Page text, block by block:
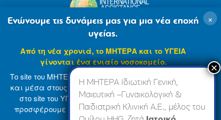
© 2007-2024 ΜΗΤΕΡΑ Α.Ε Όροι Χρήσης
Η ΜΗΤΕΡΑ Ιδιωτική Γενική,
Μαιευτική –Γυναικολογική &
Παιδιατρική Κλινική Α.Ε., μέλος του
×
Ενώνουμε τις δυνάμεις μας για μια νέα εποχή
υγείας.
Από τη νέα χρονιά, το ΜΗΤΕΡΑ και το ΥΓΕΙΑ
γίνονται ένα ενιαίο νοσοκομείο.
Το site του ΜΗΤΕΡΑ βρίσκεται σε φάση ανανέωσης
και μέσα στους επόμενους μήνες θα ενσωματωθεί
στο site του ΥΓΕΙΑ (www.hygeia.gr), ώστε να σας
προσφέρουμε μια πιο ολοκληρωμένη και ενιαία